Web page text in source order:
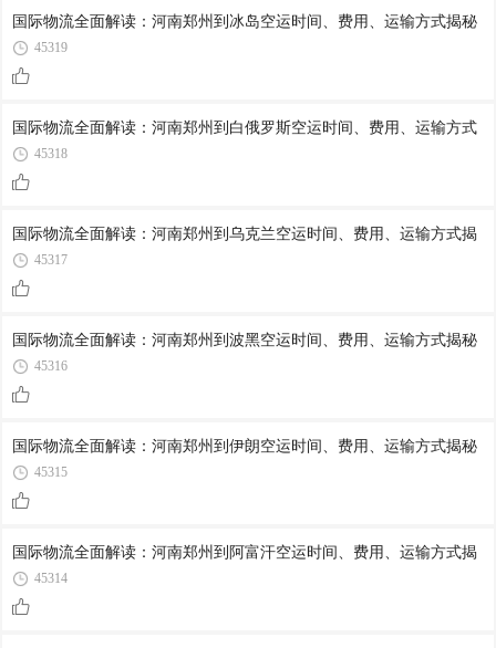
国际物流全面解读：河南郑州到冰岛空运时间、费用、运输方式揭秘
45319
国际物流全面解读：河南郑州到白俄罗斯空运时间、费用、运输方式
45318
国际物流全面解读：河南郑州到乌克兰空运时间、费用、运输方式揭
45317
国际物流全面解读：河南郑州到波黑空运时间、费用、运输方式揭秘
45316
国际物流全面解读：河南郑州到伊朗空运时间、费用、运输方式揭秘
45315
国际物流全面解读：河南郑州到阿富汗空运时间、费用、运输方式揭
45314